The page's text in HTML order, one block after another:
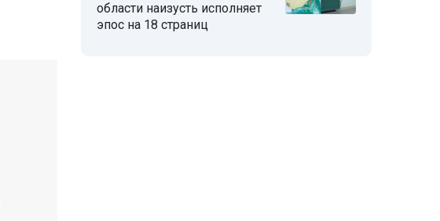
области наизусть исполняет
эпос на 18 страниц